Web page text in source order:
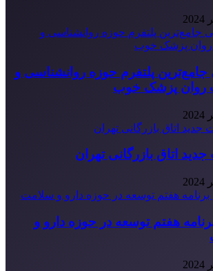
پلتفرم حوزه روانشناسی و
روان پزشک خوب
اتاق بازرگانی تهران
هفتم توسعه در حوزه دارو و